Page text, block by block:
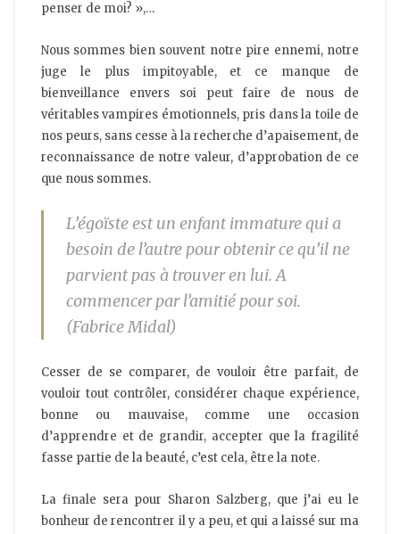
penser de moi? »,…
Nous sommes bien souvent notre pire ennemi, notre
juge le plus impitoyable, et ce manque de
bienveillance envers soi peut faire de nous de
véritables vampires émotionnels, pris dans la toile de
nos peurs, sans cesse à la recherche d’apaisement, de
reconnaissance de notre valeur, d’approbation de ce
que nous sommes.
L’égoïste est un enfant immature qui a
besoin de l’autre pour obtenir ce qu’il ne
parvient pas à trouver en lui. A
commencer par l’amitié pour soi.
(Fabrice Midal)
Cesser de se comparer, de vouloir être parfait, de
vouloir tout contrôler, considérer chaque expérience,
bonne ou mauvaise, comme une occasion
d’apprendre et de grandir, accepter que la fragilité
fasse partie de la beauté, c’est cela, être la note.
La finale sera pour Sharon Salzberg, que j’ai eu le
bonheur de rencontrer il y a peu, et qui a laissé sur ma